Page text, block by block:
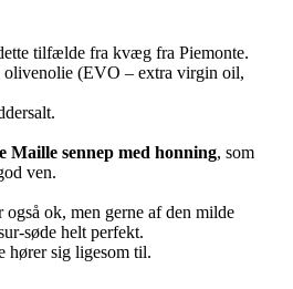
tilfælde fra kvæg fra Piemonte.
olivenolie (EVO – extra virgin oil,
Maille sennep med honning, som
ven.
ok, men gerne af den milde
søde helt perfekt.
hører sig ligesom til.